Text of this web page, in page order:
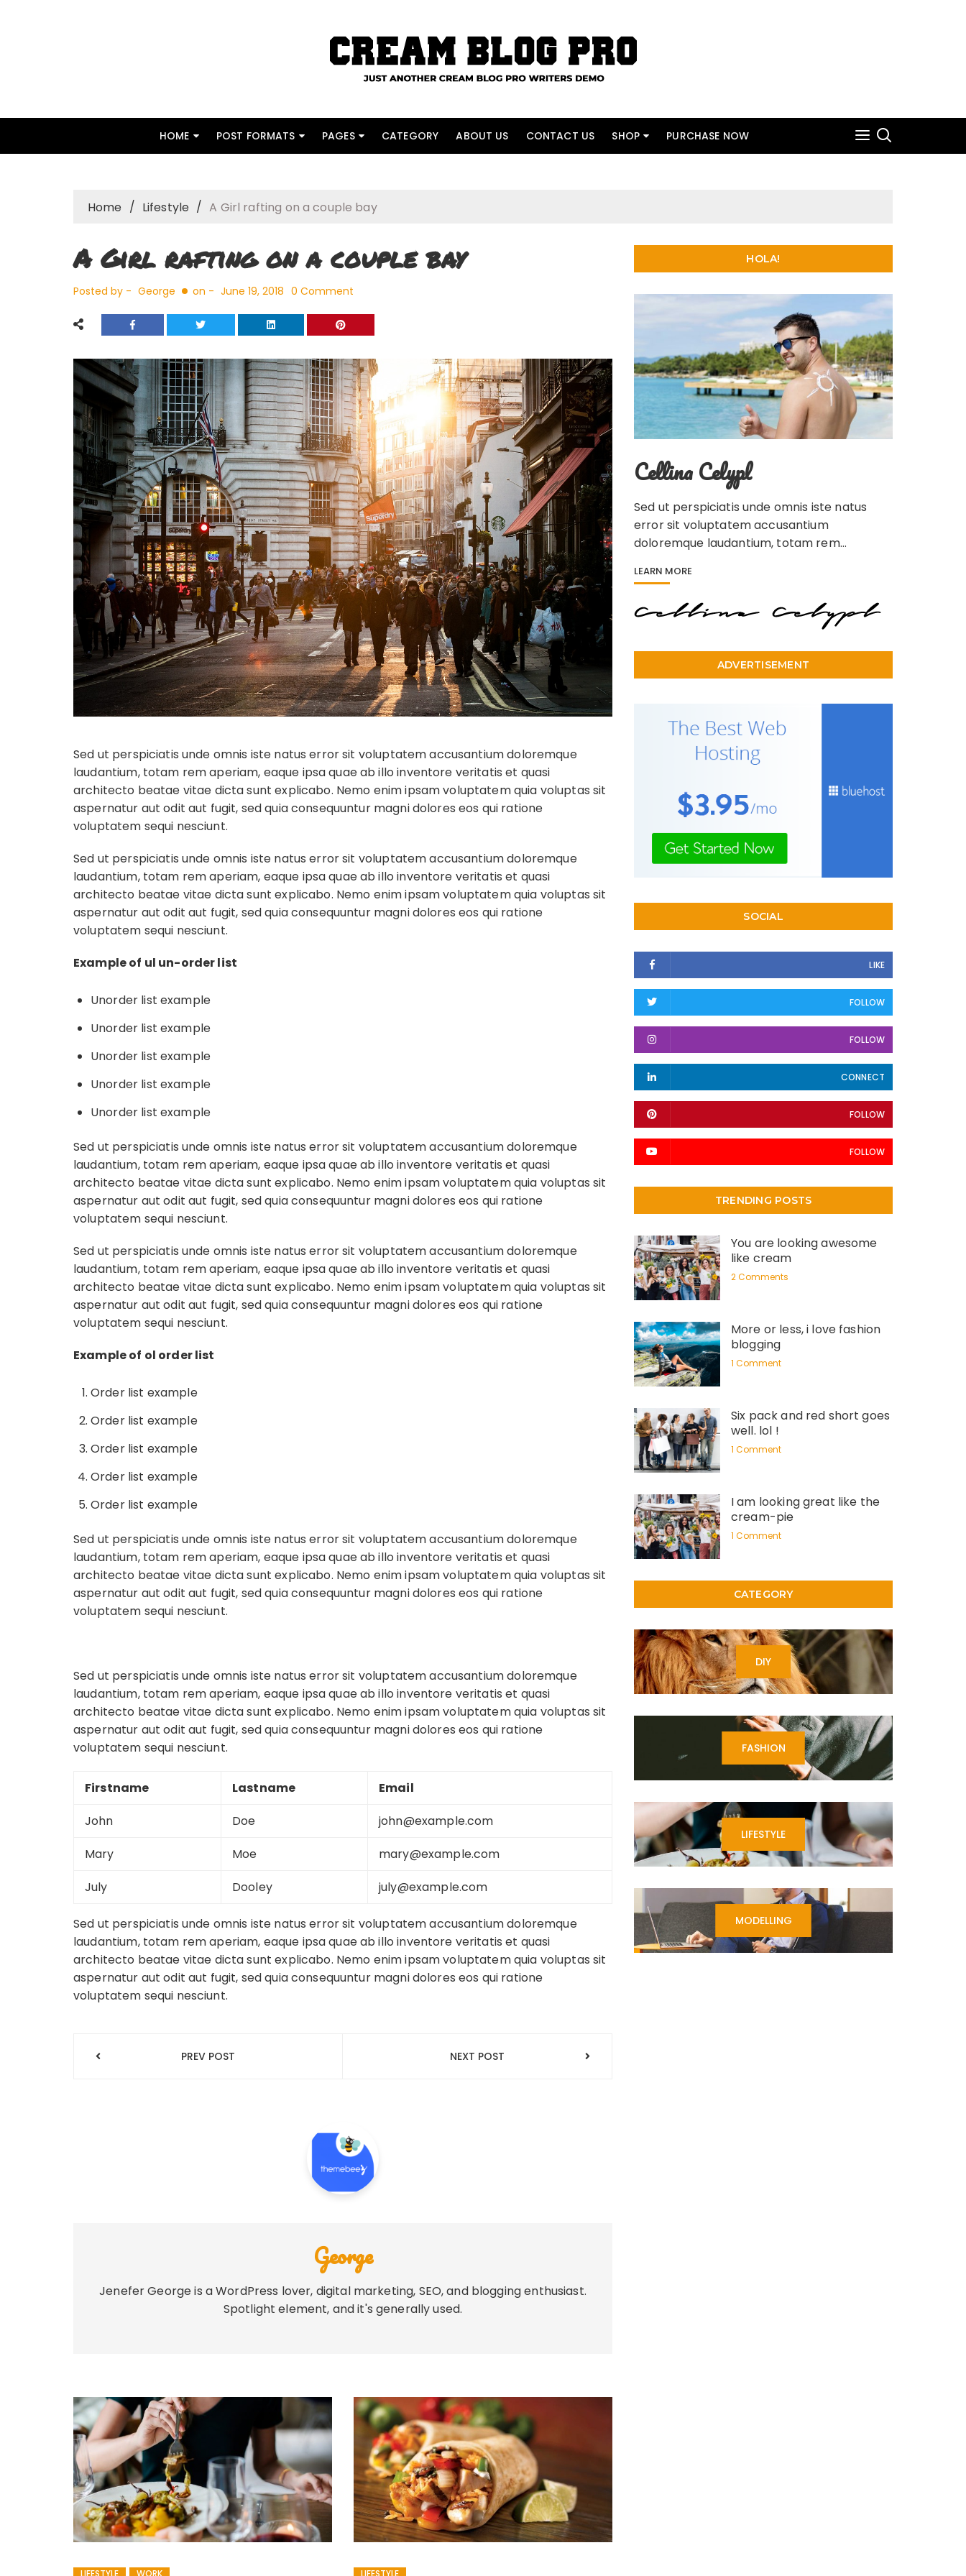
HOME POST FORMATS PAGES CATEGORY ABOUT US CONTACT US SHOP PURCHASE NOW
Home Lifestyle A Girl rafting on a couple bay
A Girl rafting on a couple bay
Posted by - George on - June 19, 2018 0 Comment
Sed ut perspiciatis unde omnis iste natus error sit voluptatem accusantium doloremque
laudantium, totam rem aperiam, eaque ipsa quae ab illo inventore veritatis et quasi
architecto beatae vitae dicta sunt explicabo. Nemo enim ipsam voluptatem quia voluptas sit
aspernatur aut odit aut fugit, sed quia consequuntur magni dolores eos qui ratione
voluptatem sequi nesciunt.
Sed ut perspiciatis unde omnis iste natus error sit voluptatem accusantium doloremque
laudantium, totam rem aperiam, eaque ipsa quae ab illo inventore veritatis et quasi
architecto beatae vitae dicta sunt explicabo. Nemo enim ipsam voluptatem quia voluptas sit
aspernatur aut odit aut fugit, sed quia consequuntur magni dolores eos qui ratione
voluptatem sequi nesciunt.
Example of ul un-order list
Unorder list example
Unorder list example
Unorder list example
Unorder list example
Unorder list example
Sed ut perspiciatis unde omnis iste natus error sit voluptatem accusantium doloremque
laudantium, totam rem aperiam, eaque ipsa quae ab illo inventore veritatis et quasi
architecto beatae vitae dicta sunt explicabo. Nemo enim ipsam voluptatem quia voluptas sit
aspernatur aut odit aut fugit, sed quia consequuntur magni dolores eos qui ratione
voluptatem sequi nesciunt.
Sed ut perspiciatis unde omnis iste natus error sit voluptatem accusantium doloremque
laudantium, totam rem aperiam, eaque ipsa quae ab illo inventore veritatis et quasi
architecto beatae vitae dicta sunt explicabo. Nemo enim ipsam voluptatem quia voluptas sit
aspernatur aut odit aut fugit, sed quia consequuntur magni dolores eos qui ratione
voluptatem sequi nesciunt.
Example of ol order list
Order list example
Order list example
Order list example
Order list example
Order list example
Sed ut perspiciatis unde omnis iste natus error sit voluptatem accusantium doloremque
laudantium, totam rem aperiam, eaque ipsa quae ab illo inventore veritatis et quasi
architecto beatae vitae dicta sunt explicabo. Nemo enim ipsam voluptatem quia voluptas sit
aspernatur aut odit aut fugit, sed quia consequuntur magni dolores eos qui ratione
voluptatem sequi nesciunt.
Sed ut perspiciatis unde omnis iste natus error sit voluptatem accusantium doloremque
laudantium, totam rem aperiam, eaque ipsa quae ab illo inventore veritatis et quasi
architecto beatae vitae dicta sunt explicabo. Nemo enim ipsam voluptatem quia voluptas sit
aspernatur aut odit aut fugit, sed quia consequuntur magni dolores eos qui ratione
voluptatem sequi nesciunt.
Firstname Lastname
Email
John
Doe
john@example.com
Mary
Moe
mary@example.com
July
Dooley july@example.com
Sed ut perspiciatis unde omnis iste natus error sit voluptatem accusantium doloremque
laudantium, totam rem aperiam, eaque ipsa quae ab illo inventore veritatis et quasi
architecto beatae vitae dicta sunt explicabo. Nemo enim ipsam voluptatem quia voluptas sit
aspernatur aut odit aut fugit, sed quia consequuntur magni dolores eos qui ratione
voluptatem sequi nesciunt.
Post PREV POST NEXT POST
George
Jenefer George is a WordPress lover, digital marketing, SEO, and blogging enthusiast.
Spotlight element, and it's generally used.
HOLA!
Cellina Celypl
Sed ut perspiciatis unde omnis iste natus
error sit voluptatem accusantium
doloremque laudantium, totam rem…
LEARN MORE
ADVERTISEMENT
SOCIAL
LIKE
FOLLOW
FOLLOW
CONNECT
FOLLOW
FOLLOW
TRENDING POSTS
You are looking awesome
like cream
2 Comments
More or less, i love fashion
blogging
1 Comment
Six pack and red short goes
well. lol !
1 Comment
I am looking great like the
cream-pie
1 Comment
CATEGORY
DIY
FASHION
LIFESTYLE
MODELLING